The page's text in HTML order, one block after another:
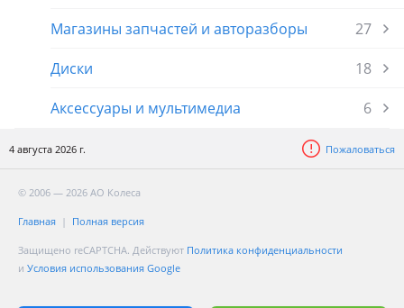
Магазины запчастей и авторазборы
27
Диски
18
Аксессуары и мультимедиа
6
4 августа 2026 г. Пожаловаться
© 2006 — 2026 АО Колеса
Главная Полная версия
Защищено reCAPTCHA. Действуют Политика конфиденциальности
и Условия использования Google